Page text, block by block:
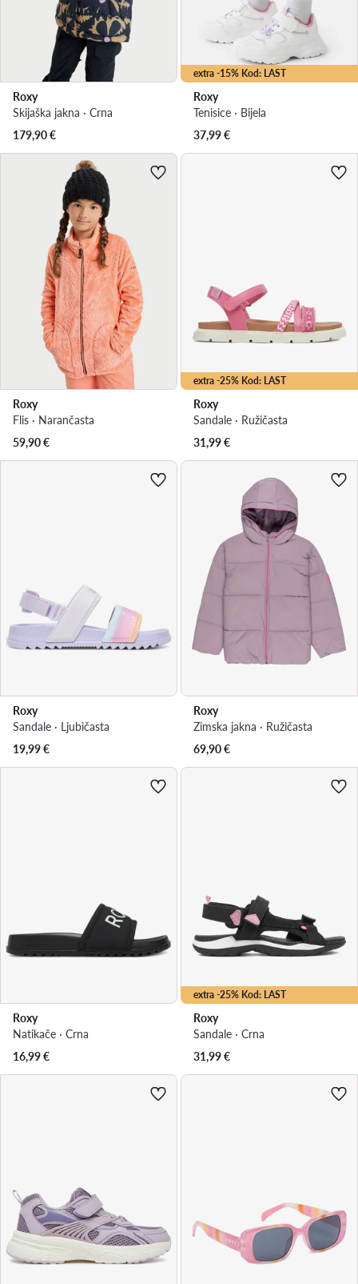
Roxy
Skijaška jakna · Crna
179,90€
extra -15% Kod: LAST
Roxy
Tenisice · Bijela
37,99€
Roxy
Flis · Narančasta
59,90€
extra -25% Kod: LAST
Roxy
Sandale · Ružičasta
31,99€
Roxy
Sandale · Ljubičasta
19,99€
Roxy
Zimska jakna · Ružičasta
69,90€
Roxy
Natikače · Crna
16,99€
extra -25% Kod: LAST
Roxy
Sandale · Crna
31,99€